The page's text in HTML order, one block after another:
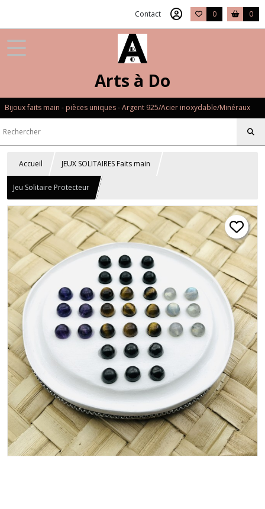
Contact 0 0
Arts à Do
Bijoux faits main - pièces uniques - Argent 925/Acier inoxydable/Minéraux
Accueil JEUX SOLITAIRES Faits main
Jeu Solitaire Protecteur